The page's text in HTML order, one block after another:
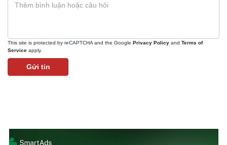
Pháp luật
This site is protected by reCAPTCHA and the Google Privacy Policy and Terms of
Service apply.
Gửi tin